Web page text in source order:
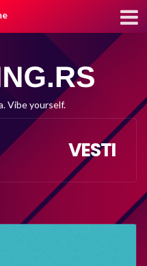
Vibe yourself.
VESTI